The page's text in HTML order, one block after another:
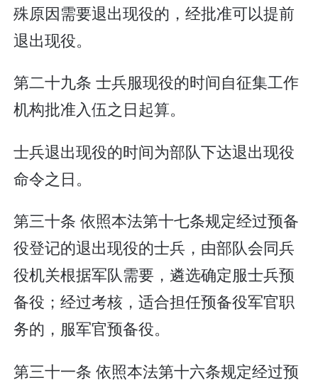
殊原因需要退出现役的，经批准可以提前
退出现役。
第二十九条 士兵服现役的时间自征集工作
机构批准入伍之日起算。
士兵退出现役的时间为部队下达退出现役
命令之日。
第三十条 依照本法第十七条规定经过预备
役登记的退出现役的士兵，由部队会同兵
役机关根据军队需要，遴选确定服士兵预
备役；经过考核，适合担任预备役军官职
务的，服军官预备役。
第三十一条 依照本法第十六条规定经过预